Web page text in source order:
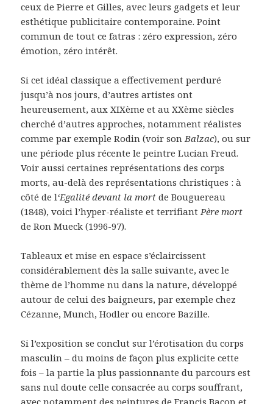
ceux de Pierre et Gilles, avec leurs gadgets et leur
esthétique publicitaire contemporaine. Point
commun de tout ce fatras : zéro expression, zéro
émotion, zéro intérêt.
Si cet idéal classique a effectivement perduré
jusqu’à nos jours, d’autres artistes ont
heureusement, aux XIXème et au XXème siècles
cherché d’autres approches, notamment réalistes
comme par exemple Rodin (voir sonBalzac), ou sur
une période plus récente le peintre Lucian Freud.
Voir aussi certaines représentations des corps
morts, au-delà des représentations christiques : à
côté de l‘Egalité devant la mort de Bouguereau
(1848), voici l’hyper-réaliste et terrifiantPère mort
de Ron Mueck (1996-97).
Tableaux et mise en espace s’éclaircissent
considérablement dès la salle suivante, avec le
thème de l’homme nu dans la nature, développé
autour de celui des baigneurs, par exemple chez
Cézanne, Munch, Hodler ou encore Bazille.
Si l’exposition se conclut sur l’érotisation du corps
masculin – du moins de façon plus explicite cette
fois – la partie la plus passionnante du parcours est
sans nul doute celle consacrée au corps souffrant,